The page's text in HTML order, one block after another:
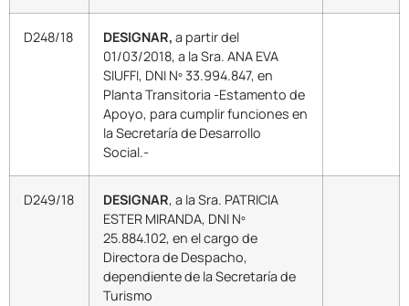
D248/18 DESIGNAR, a partir del
01/03/2018, a la Sra. ANA EVA
SIUFFI, DNI Nº 33.994.847, en
Planta Transitoria -Estamento de
Apoyo, para cumplir funciones en
la Secretaría de Desarrollo
Social.-
D249/18 DESIGNAR, a la Sra. PATRICIA
ESTER MIRANDA, DNI Nº
25.884.102, en el cargo de
Directora de Despacho,
dependiente de la Secretaría de
Turismo